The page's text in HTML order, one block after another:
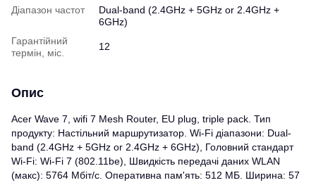
Діапазон частот
Dual-band (2.4GHz + 5GHz or 2.4GHz +
6GHz)
Гарантійний
термін, міс.
12
Опис
Acer Wave 7, wifi 7 Mesh Router, EU plug, triple pack. Тип
продукту: Настільний маршрутизатор. Wi-Fi діапазони: Dual-
band (2.4GHz + 5GHz or 2.4GHz + 6GHz), Головний стандарт
Wi-Fi: Wi-Fi 7 (802.11be), Швидкість передачі даних WLAN
(макс): 5764 Мбіт/с. Оперативна пам'ять: 512 МБ. Ширина: 57